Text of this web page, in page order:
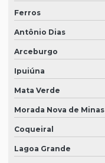
Ferros
Antônio Dias
Arceburgo
Ipuiúna
Mata Verde
Morada Nova de Minas
Coqueiral
Lagoa Grande